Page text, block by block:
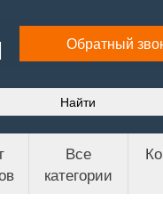
Обратный
Все
категории